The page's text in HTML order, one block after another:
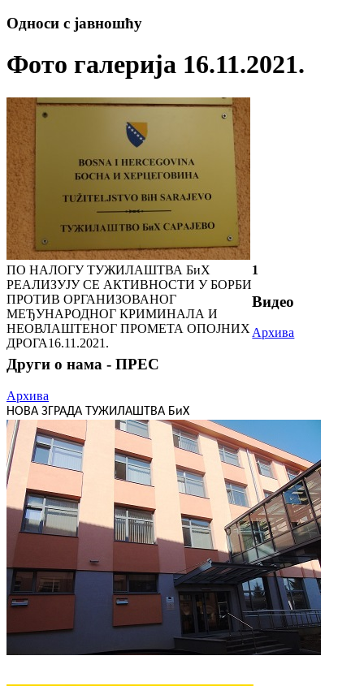
Односи с јавношћу
Фото галерија 16.11.2021.
ПО НАЛОГУ ТУЖИЛАШТВА БиХ
РЕАЛИЗУЈУ СЕ АКТИВНОСТИ У БОРБИ
ПРОТИВ ОРГАНИЗОВАНОГ
МЕЂУНАРОДНОГ КРИМИНАЛА И
НЕОВЛАШТЕНОГ ПРОМЕТА ОПОЈНИХ
ДРОГА16.11.2021.
1
Видео
Архива
Други о нама - ПРЕС
Архива
НОВА ЗГРАДА ТУЖИЛАШТВА БиХ